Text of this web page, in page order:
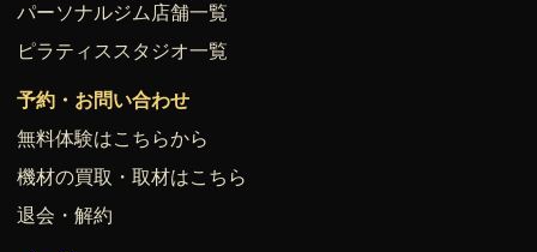
パーソナルジム店舗一覧
ピラティススタジオ一覧
予約・お問い合わせ
無料体験はこちらから
機材の買取・取材はこちら
退会・解約